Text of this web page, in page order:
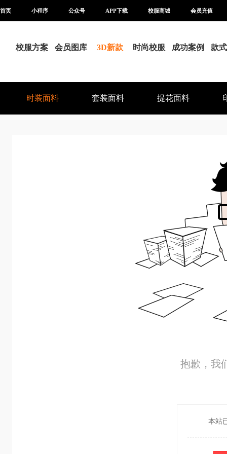
首页 小程序 公众号 APP下载 校服商城 会员充值
校服方案 会员图库 3D新款 时尚校服 成功案例 款
时装面料 套装面料 提花面料
抱歉，我
本站